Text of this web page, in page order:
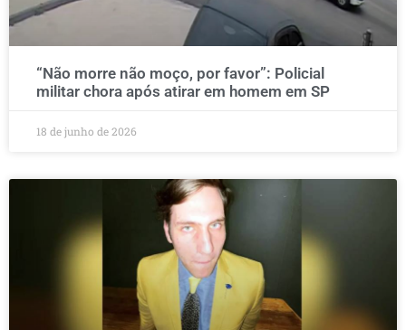
“Não morre não moço, por favor”: Policial
militar chora após atirar em homem em SP
18 de junho de 2026